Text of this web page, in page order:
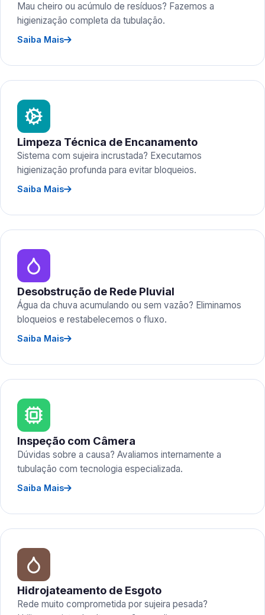
Mau cheiro ou acúmulo de resíduos? Fazemos a
higienização completa da tubulação.
Saiba Mais
Limpeza Técnica de Encanamento
Sistema com sujeira incrustada? Executamos
higienização profunda para evitar bloqueios.
Saiba Mais
Desobstrução de Rede Pluvial
Água da chuva acumulando ou sem vazão? Eliminamos
bloqueios e restabelecemos o fluxo.
Saiba Mais
Inspeção com Câmera
Dúvidas sobre a causa? Avaliamos internamente a
tubulação com tecnologia especializada.
Saiba Mais
Hidrojateamento de Esgoto
Rede muito comprometida por sujeira pesada?